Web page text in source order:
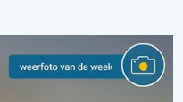
uploader. . . zaterdag